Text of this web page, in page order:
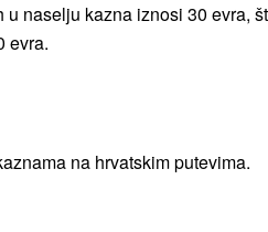
naselju kazna iznosi 30 evra,
evra.
na hrvatskim putevima.